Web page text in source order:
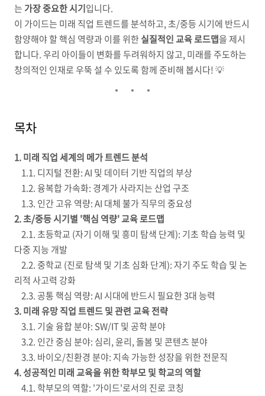
는 가장 중요한 시기입니다.
이 가이드는 미래 직업 트렌드를 분석하고, 초/중등 시기에 반드시
함양해야 할 핵심 역량과 이를 위한실질적인 교육 로드맵을 제시
합니다. 우리 아이들이 변화를 두려워하지 않고, 미래를 주도하는
창의적인 인재로 우뚝 설 수 있도록 함께 준비해 봅시다! 💡
목차
1. 미래 직업 세계의 메가 트렌드 분석
1.1. 디지털 전환: AI 및 데이터 기반 직업의 부상
1.2. 융복합 가속화: 경계가 사라지는 산업 구조
1.3. 인간 고유 역량: AI 대체 불가 직무의 중요성
2. 초/중등 시기별 '핵심 역량' 교육 로드맵
2.1. 초등학교 (자기 이해 및 흥미 탐색 단계): 기초 학습 능력 및
다중 지능 개발
2.2. 중학교 (진로 탐색 및 기초 심화 단계): 자기 주도 학습 및 논
리적 사고력 강화
2.3. 공통 핵심 역량: AI 시대에 반드시 필요한 3대 능력
3. 미래 유망 직업 트렌드 및 관련 교육 전략
3.1. 기술 융합 분야: SW/IT 및 공학 분야
3.2. 인간 중심 분야: 심리, 윤리, 돌봄 및 콘텐츠 분야
3.3. 바이오/친환경 분야: 지속 가능한 성장을 위한 전문직
4. 성공적인 미래 교육을 위한 학부모 및 학교의 역할
4.1. 학부모의 역할: '가이드'로서의 진로 코칭